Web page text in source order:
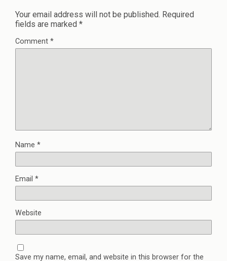
Your email address will not be published. Required
fields are marked *
Comment *
Name *
Email *
Website
Save my name, email, and website in this browser for the